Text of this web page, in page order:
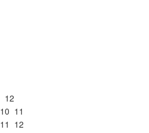
12
10 11
11 12